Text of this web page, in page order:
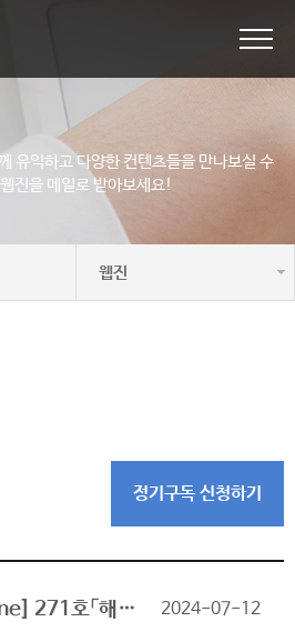
유익하고 다양한 컨텐츠들을 만나보실 수
진을 메일로 받아보세요!
웹진
정기구독 신청하기
[휴먼플러스 vPlusZine] 271호「해외건설시장 주요 이슈와 하반기 전망 및 전략」 소식을 알려드립니다. 2024-07-12